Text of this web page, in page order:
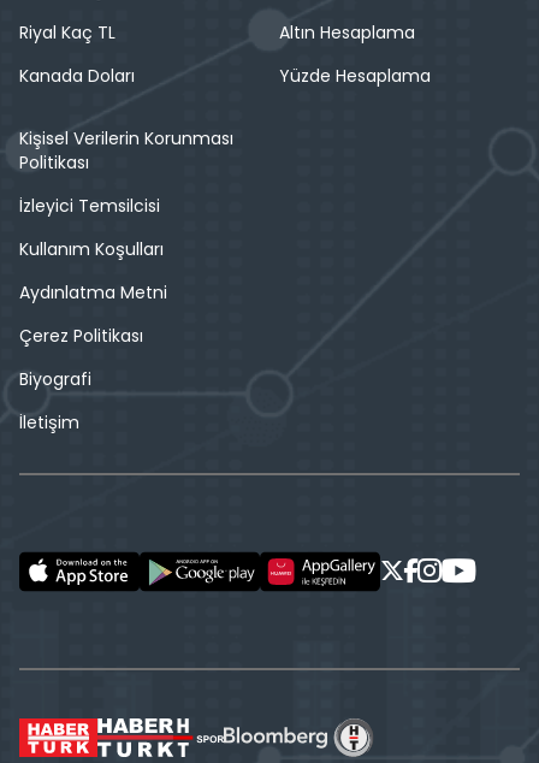
Riyal Kaç TL
Kanada Doları
Altın Hesaplama
Yüzde Hesaplama
Kişisel Verilerin Korunması
Politikası
İzleyici Temsilcisi
Kullanım Koşulları
Aydınlatma Metni
Çerez Politikası
Biyografi
İletişim